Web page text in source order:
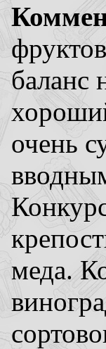
баланс
очень
меда.